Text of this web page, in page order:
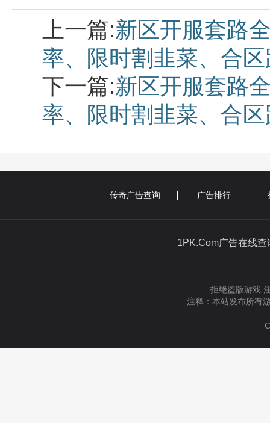
上一篇:新区开服套路
率、限时割韭菜、合
下一篇:新区开服套路
率、限时割韭菜、合
传奇广告查询 广告排行
1PK.Com广告在
拒绝盗版游戏
注释：本站发布所有